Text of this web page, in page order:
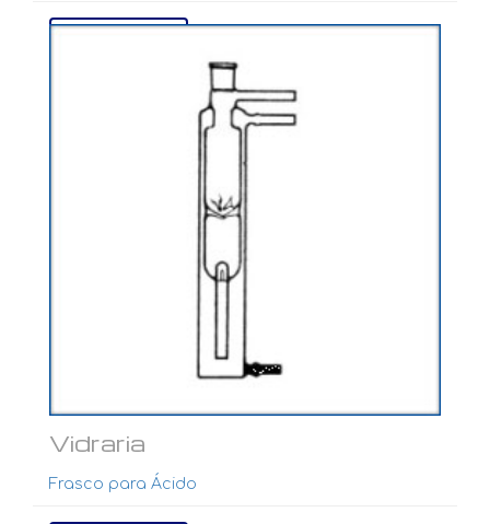
Ver mais...
Vidraria
Frasco para Ácido